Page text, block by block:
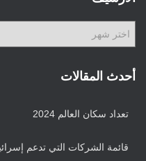
ف
ا
ت
ر
ف
أحدث المقالات
تعداد سكان العالم 2024
قائمة الشركات التي تدعم